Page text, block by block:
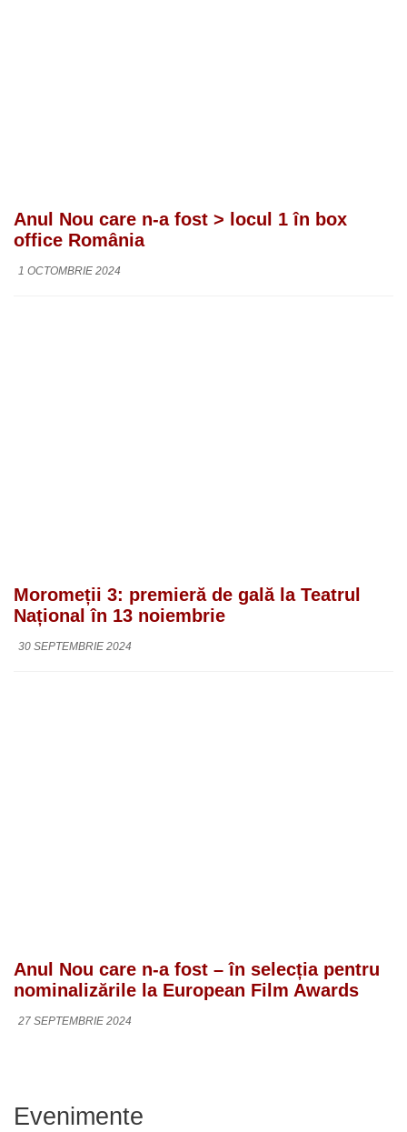
Anul Nou care n-a fost > locul 1 în box
office România
1 OCTOMBRIE 2024
Moromeții 3: premieră de gală la Teatrul
Național în 13 noiembrie
30 SEPTEMBRIE 2024
Anul Nou care n-a fost – în selecția pentru
nominalizările la European Film Awards
27 SEPTEMBRIE 2024
Evenimente